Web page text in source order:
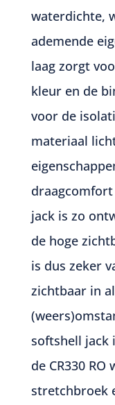
waterdichte,
ademende
laag zorgt
kleur en de
voor de
materiaal
jack is zo
de hoge
is dus zeker
zichtbaar in
softshell jack
de CR330
stretchbroek